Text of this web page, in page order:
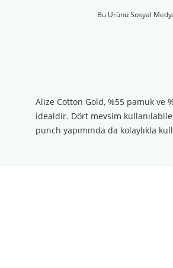
Bu Ürünü Sosyal
Alize Cotton Gold, %55 pamuk ve
idealdir. Dört mevsim
punch yapımında da kolaylıkla